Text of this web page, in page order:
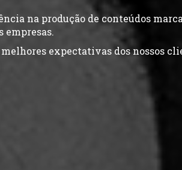
na produção de conteúdos
empresas.
melhores expectativas dos nossos